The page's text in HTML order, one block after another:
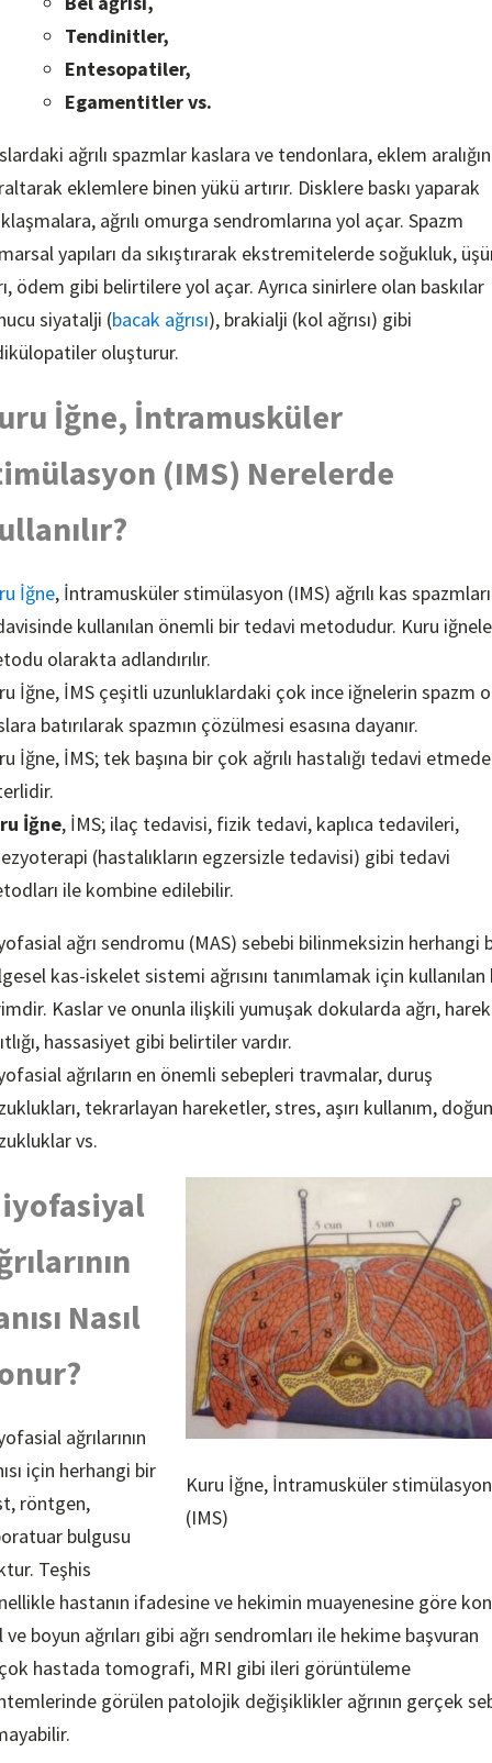
Tendinitler,
Entesopatiler,
Egamentitler vs.
ağrılı spazmlar kaslara ve tendonlara, eklem
eklemlere binen yükü artırır. Disklere baskı yaparak
ağrılı omurga sendromlarına yol açar. Spazm
yapıları da sıkıştırarak ekstremitelerde soğukluk,
ödem gibi belirtilere yol açar. Ayrıca sinirlere olan baskılar
siyatalji (bacak ağrısı), brakialji (kol ağrısı) gibi
oluşturur.
İğne, İntramusküler
(IMS) Nerelerde
İğne, İntramusküler stimülasyon (IMS) ağrılı kas
kullanılan önemli bir tedavi metodudur. Kuru
olarakta adlandırılır.
İğne, İMS çeşitli uzunluklardaki çok ince iğnelerin spazm
batırılarak spazmın çözülmesi esasına dayanır.
İğne, İMS; tek başına bir çok ağrılı hastalığı tedavi etmede
İğne, İMS; ilaç tedavisi, fizik tedavi, kaplıca tedavileri,
(hastalıkların egzersizle tedavisi) gibi tedavi
ile kombine edilebilir.
ağrı sendromu (MAS) sebebi bilinmeksizin herhangi
kas-iskelet sistemi ağrısını tanımlamak için kullanılan
Kaslar ve onunla ilişkili yumuşak dokularda ağrı,
hassasiyet gibi belirtiler vardır.
ağrıların en önemli sebepleri travmalar, duruş
tekrarlayan hareketler, stres, aşırı kullanım,
vs.
Kuru İğne, İntramusküler stimülasyon
(IMS)
Nasıl
ağrılarının
için herhangi bir
röntgen,
bulgusu
Teşhis
hastanın ifadesine ve hekimin muayenesine göre
ve boyun ağrıları gibi ağrı sendromları ile hekime başvuran
hastada tomografi, MRI gibi ileri görüntüleme
görülen patolojik değişiklikler ağrının gerçek